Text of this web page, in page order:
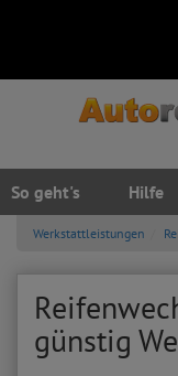
So geht's Hilfe
Werkstattleistungen
günstig